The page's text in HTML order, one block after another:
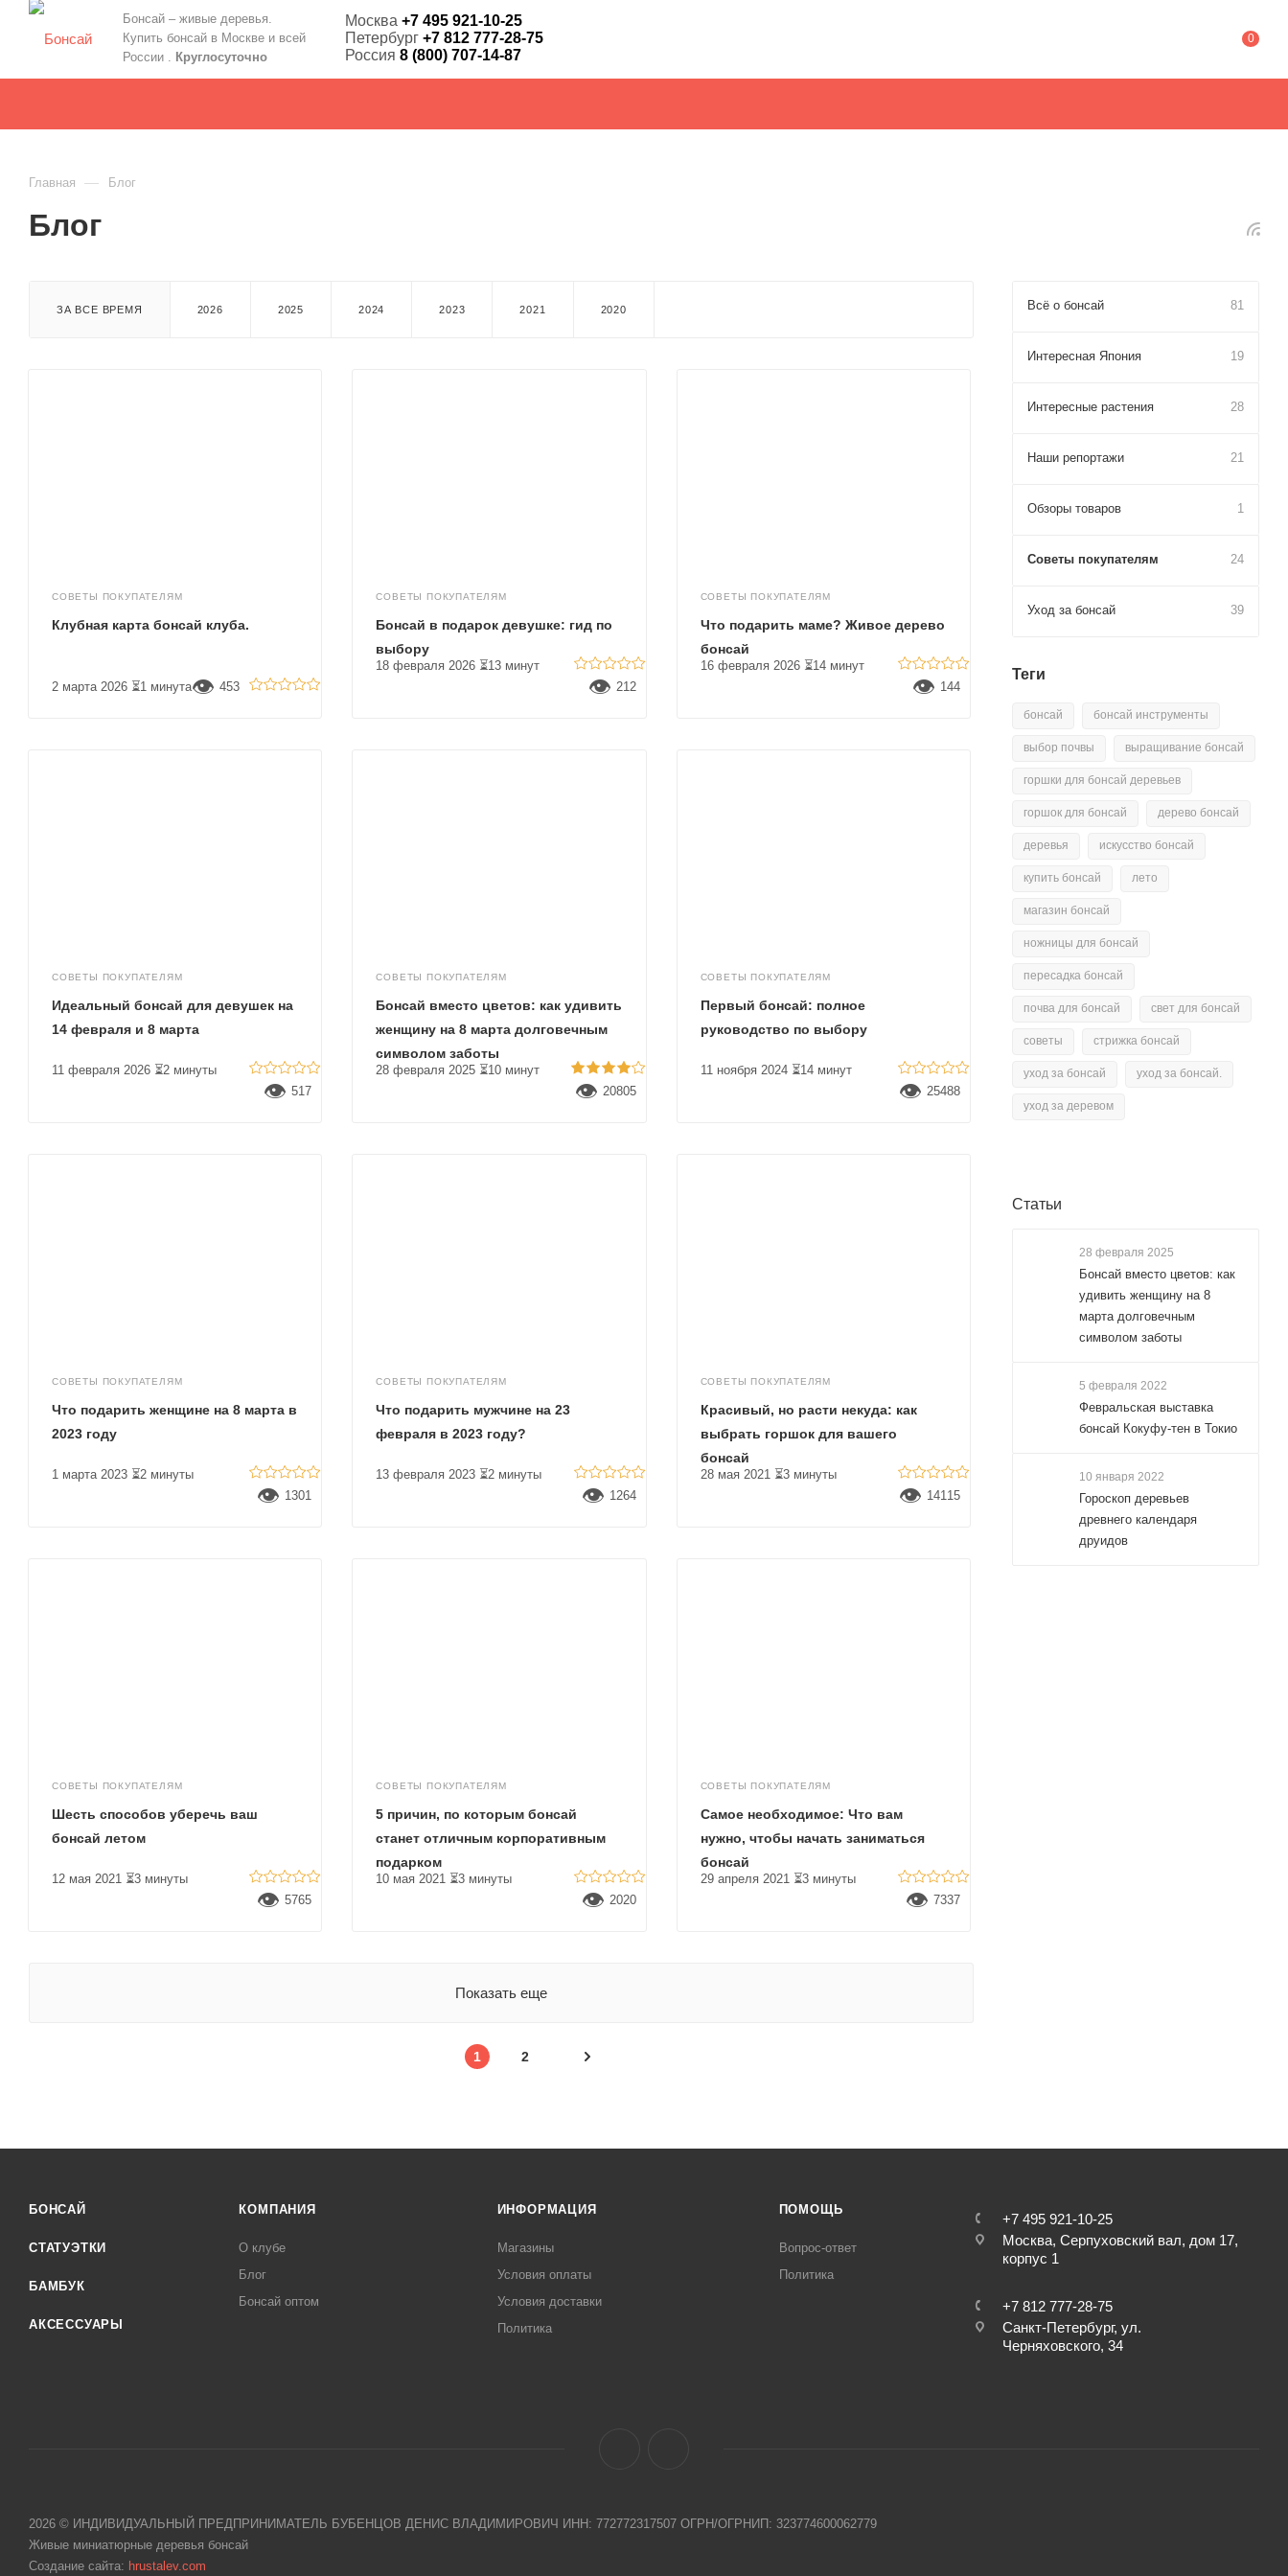
Бонсай – живые деревья.
Купить бонсай в Москве и всей
России . Круглосуточно
Москва +7 495 921-10-25
Петербург +7 812 777-28-75
Россия 8 (800) 707-14-87
0
Главная — Блог
Блог
ЗА ВСЕ ВРЕМЯ 2026 2025 2024 2023 2021 2020
СОВЕТЫ ПОКУПАТЕЛЯМ
2 марта 2026 ⏳1 минута👁 453
Клубная карта бонсай клуба.
СОВЕТЫ ПОКУПАТЕЛЯМ
18 февраля 2026 ⏳13 минут
👁 212
Бонсай в подарок девушке: гид по
выбору
СОВЕТЫ ПОКУПАТЕЛЯМ
16 февраля 2026 ⏳14 минут
👁 144
Что подарить маме? Живое дерево
бонсай
СОВЕТЫ ПОКУПАТЕЛЯМ
11 февраля 2026 ⏳2 минуты
👁 517
Идеальный бонсай для девушек на
14 февраля и 8 марта
СОВЕТЫ ПОКУПАТЕЛЯМ
28 февраля 2025 ⏳10 минут
👁 20805
Бонсай вместо цветов: как удивить
женщину на 8 марта долговечным
символом заботы
СОВЕТЫ ПОКУПАТЕЛЯМ
11 ноября 2024 ⏳14 минут
👁 25488
Первый бонсай: полное
руководство по выбору
СОВЕТЫ ПОКУПАТЕЛЯМ
1 марта 2023 ⏳2 минуты
👁 1301
Что подарить женщине на 8 марта в
2023 году
СОВЕТЫ ПОКУПАТЕЛЯМ
13 февраля 2023 ⏳2 минуты
👁 1264
Что подарить мужчине на 23
февраля в 2023 году?
СОВЕТЫ ПОКУПАТЕЛЯМ
28 мая 2021 ⏳3 минуты
👁 14115
Красивый, но расти некуда: как
выбрать горшок для вашего
бонсай
СОВЕТЫ ПОКУПАТЕЛЯМ
12 мая 2021 ⏳3 минуты
👁 5765
Шесть способов уберечь ваш
бонсай летом
СОВЕТЫ ПОКУПАТЕЛЯМ
10 мая 2021 ⏳3 минуты
👁 2020
5 причин, по которым бонсай
станет отличным корпоративным
подарком
СОВЕТЫ ПОКУПАТЕЛЯМ
29 апреля 2021 ⏳3 минуты
👁 7337
Самое необходимое: Что вам
нужно, чтобы начать заниматься
бонсай
Показать еще
1 2
Всё о бонсай 81
Интересная Япония 19
Интересные растения 28
Наши репортажи 21
Обзоры товаров 1
Советы покупателям 24
Уход за бонсай 39
Теги
бонсай бонсай инструменты
выбор почвы выращивание бонсай
горшки для бонсай деревьев
горшок для бонсай дерево бонсай
деревья искусство бонсай
купить бонсай лето
магазин бонсай
ножницы для бонсай
пересадка бонсай
почва для бонсай свет для бонсай
советы стрижка бонсай
уход за бонсай уход за бонсай.
уход за деревом
Статьи
28 февраля 2025
Бонсай вместо цветов: как
удивить женщину на 8
марта долговечным
символом заботы
5 февраля 2022
Февральская выставка
бонсай Кокуфу-тен в Токио
10 января 2022
Гороскоп деревьев
древнего календаря
друидов
БОНСАЙ
СТАТУЭТКИ
БАМБУК
АКСЕССУАРЫ
КОМПАНИЯ
О клубе
Блог
Бонсай оптом
ИНФОРМАЦИЯ
Магазины
Условия оплаты
Условия доставки
Политика
ПОМОЩЬ
Вопрос-ответ
Политика
+7 495 921-10-25
Москва, Cерпуховский вал, дом 17,
корпус 1
+7 812 777-28-75
Санкт-Петербург, ул.
Черняховского, 34
2026 © ИНДИВИДУАЛЬНЫЙ ПРЕДПРИНИМАТЕЛЬ БУБЕНЦОВ ДЕНИС ВЛАДИМИРОВИЧ ИНН: 772772317507 ОГРН/ОГРНИП: 323774600062779
Живые миниатюрные деревья бонсай
Создание сайта: hrustalev.com